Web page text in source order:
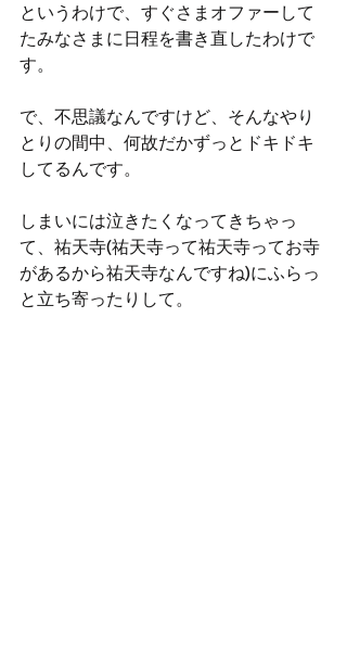
というわけで、すぐさまオファーして
たみなさまに日程を書き直したわけで
す。
で、不思議なんですけど、そんなやり
とりの間中、何故だかずっとドキドキ
してるんです。
しまいには泣きたくなってきちゃっ
て、祐天寺(祐天寺って祐天寺ってお寺
があるから祐天寺なんですね)にふらっ
と立ち寄ったりして。